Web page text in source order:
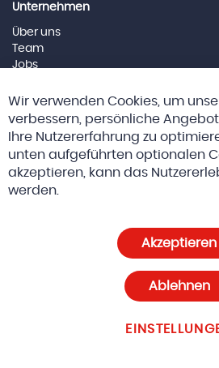
Unternehmen
Über uns
Team
Jobs
Social Media
Cookie-
Wir verwenden Cookies, um
verbessern, persönliche
Ihre Nutzererfahrung zu
unten aufgeführten optionalen
akzeptieren, kann das
werden.
Akzeptieren
Ablehnen